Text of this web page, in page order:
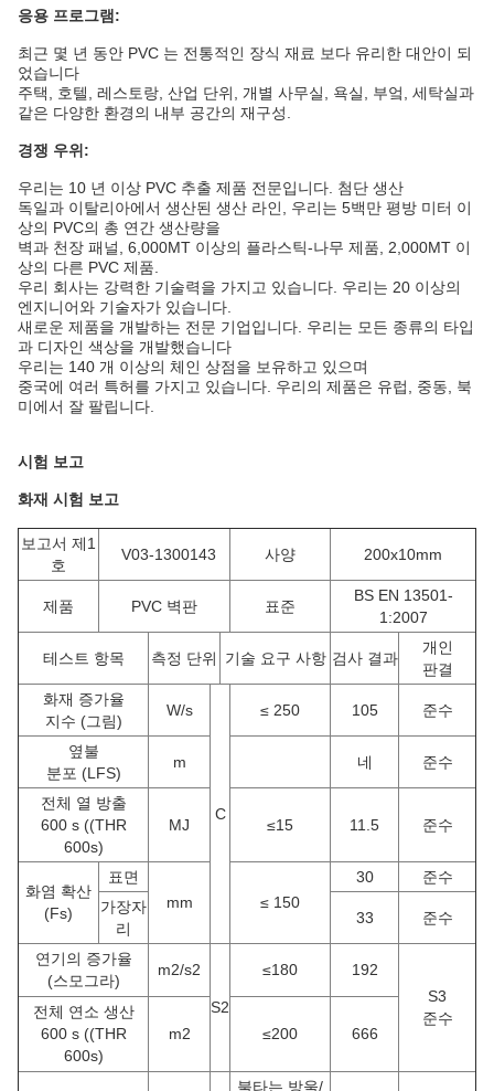
응용 프로그램:
최근 몇 년 동안 PVC 는 전통적인 장식 재료 보다 유리한 대안이 되
었습니다
주택, 호텔, 레스토랑, 산업 단위, 개별 사무실, 욕실, 부엌, 세탁실과
같은 다양한 환경의 내부 공간의 재구성.
경쟁 우위:
우리는 10 년 이상 PVC 추출 제품 전문입니다. 첨단 생산
독일과 이탈리아에서 생산된 생산 라인, 우리는 5백만 평방 미터 이
상의 PVC의 총 연간 생산량을
벽과 천장 패널, 6,000MT 이상의 플라스틱-나무 제품, 2,000MT 이
상의 다른 PVC 제품.
우리 회사는 강력한 기술력을 가지고 있습니다. 우리는 20 이상의
엔지니어와 기술자가 있습니다.
새로운 제품을 개발하는 전문 기업입니다. 우리는 모든 종류의 타입
과 디자인 색상을 개발했습니다
우리는 140 개 이상의 체인 상점을 보유하고 있으며
중국에 여러 특허를 가지고 있습니다. 우리의 제품은 유럽, 중동, 북
미에서 잘 팔립니다.
시험 보고
화재 시험 보고
보고서 제1
호
V03-1300143 사양 200x10mm
제품 PVC 벽판 표준
BS EN 13501-
1:2007
테스트 항목 측정 단위 기술 요구 사항 검사 결과
개인
판결
화재 증가율
지수 (그림)
W/s
C
≤ 250 105 준수
옆불
분포 (LFS)
m 네 준수
전체 열 방출
600 s ((THR
600s)
MJ ≤15 11.5 준수
화염 확산
(Fs)
표면
mm
≤ 150
30
준수
가장자
리
33 준수
연기의 증가율
(스모그라)
m2/s2
S2
≤180
192
S3
준수
전체 연소 생산
600 s ((THR
600s)
m2 ≤200 666
불타는 방울/